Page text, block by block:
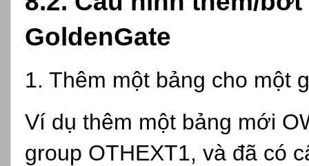
GoldenGate
1. Thêm một bảng cho một
Ví dụ thêm một bảng mới
group OTHEXT1, và đã